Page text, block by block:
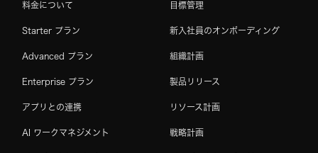
料金について
Starter プラン
Advanced プラン
Enterprise プラン
アプリとの連携
AI ワークマネジメント
目標管理
新入社員のオンボーディング
組織計画
製品リリース
リソース計画
戦略計画